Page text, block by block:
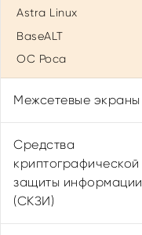
Astra Linux
BaseALT
ОС Роса
Межсетевые экраны
ViPNet Client
Континент
Рубикон
Рубикон-К
Средства
криптографической
защиты информации
(СКЗИ)